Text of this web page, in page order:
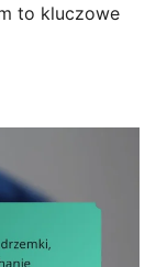
to kluczowe